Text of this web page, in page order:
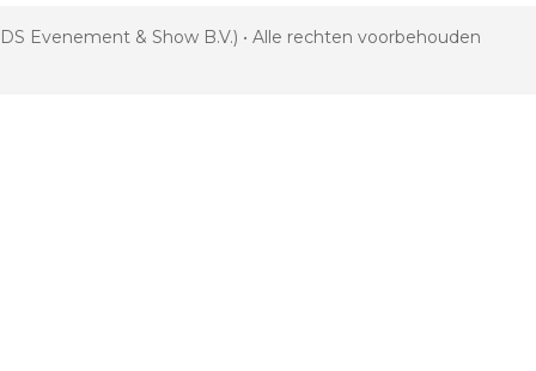
Evenement & Show B.V.) • Alle rechten voorbehouden